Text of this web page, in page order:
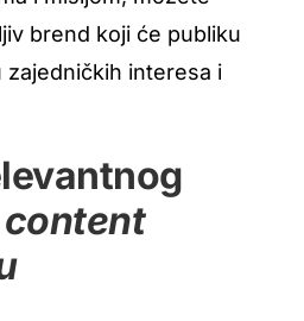
brend koji će publiku
zajedničkih interesa i
content